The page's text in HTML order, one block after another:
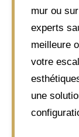
mur ou
experts
meilleure
votre
une